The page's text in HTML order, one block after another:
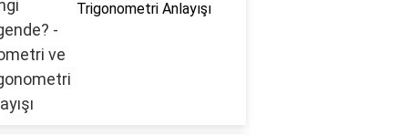
Trigonometri Anlayışı